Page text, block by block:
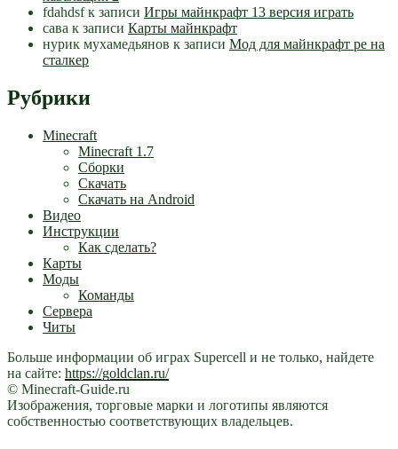
fdahdsfк записи Игры майнкрафт 13 версия играть
сава к записи Карты майнкрафт
нурик мухамедьянов к записи Мод для майнкрафт pe на
сталкер
Рубрики
Minecraft
Minecraft 1.7
Сборки
Скачать
Скачать на Android
Видео
Инструкции
Как сделать?
Карты
Моды
Команды
Сервера
Читы
Больше информации об играх Supercell и не только, найдете
на сайте: https://goldclan.ru/
© Minecraft-Guide.ru
Изображения, торговые марки и логотипы являются
собственностью соответствующих владельцев.